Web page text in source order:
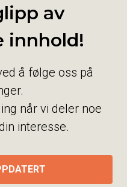
av
innhold!
å følge oss på
når vi deler noe
interesse.